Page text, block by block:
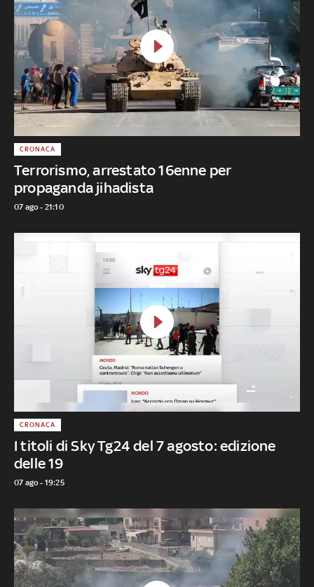
Terrorismo, arrestato 16enne per
propaganda jihadista
CRONACA
07 ago - 21:10
I titoli di Sky Tg24 del 7 agosto: edizione
delle 19
CRONACA
07 ago - 19:25